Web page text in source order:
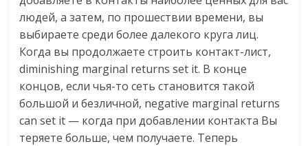
людей, а затем, по прошествии времени, вы
выбираете среди более далекого круга лиц.
Когда вы продолжаете строить контакт-лист,
diminishing marginal returns set it. В конце
концов, если чья-то сеть становится такой
большой и безличной, negative marginal returns
can set it — когда при добавлении контакта Вы
теряете больше, чем получаете. Теперь